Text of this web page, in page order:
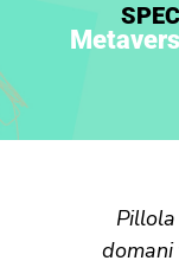
domani